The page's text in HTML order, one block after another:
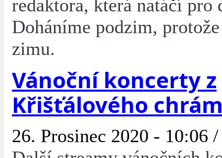
redaktora, která natáčí pro
Doháníme podzim,
zimu.
Vánoční koncerty z
Křišťálového
26. Prosinec 2020 - 10:06